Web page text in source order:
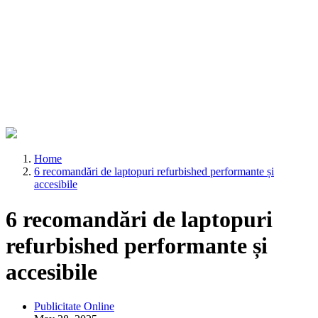
Home
6 recomandări de laptopuri refurbished performante și
accesibile
6 recomandări de laptopuri
refurbished performante și
accesibile
Publicitate Online